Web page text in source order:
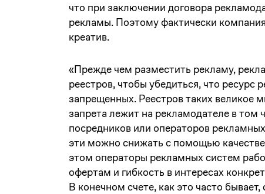
что при заключении договора
рекламы. Поэтому фактически
креатив.
«Прежде чем разместить рекламу,
реестров, чтобы убедиться, что ресурс
запрещенных. Реестров таких великое
запрета лежит на рекламодателе в
посредников или операторов
эти можно снижать с помощью
этом операторы рекламных систем
офертам и гибкость в интересах
В конечном счете, как это часто